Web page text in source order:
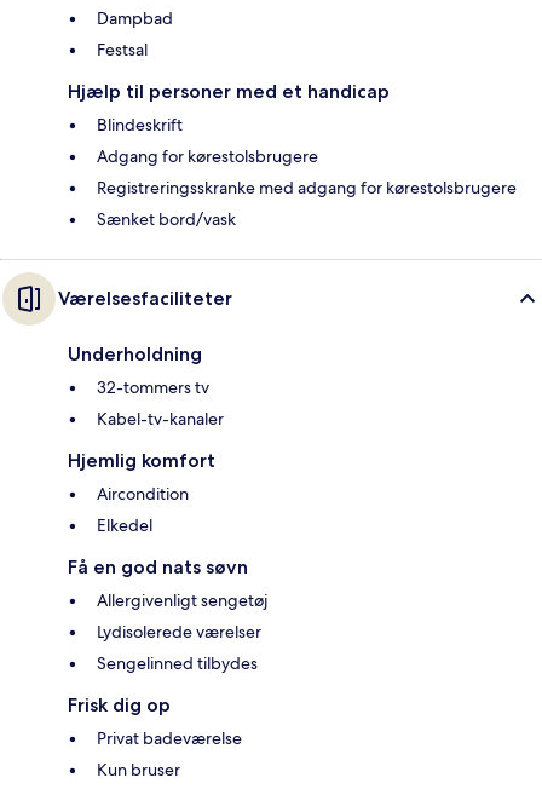
Dampbad
Festsal
Hjælp til personer med et handicap
Blindeskrift
Adgang for kørestolsbrugere
Registreringsskranke med adgang for kørestolsbrugere
Sænket bord/vask
Værelsesfaciliteter
Underholdning
32-tommers tv
Kabel-tv-kanaler
Hjemlig komfort
Aircondition
Elkedel
Få en god nats søvn
Allergivenligt sengetøj
Lydisolerede værelser
Sengelinned tilbydes
Frisk dig op
Privat badeværelse
Kun bruser